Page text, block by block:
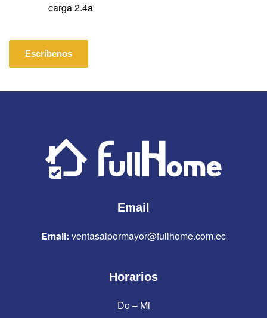
carga 2.4a
Escríbenos
Email
Email: ventasalpormayor@fullhome.com.ec
Horarios
Do – Mi